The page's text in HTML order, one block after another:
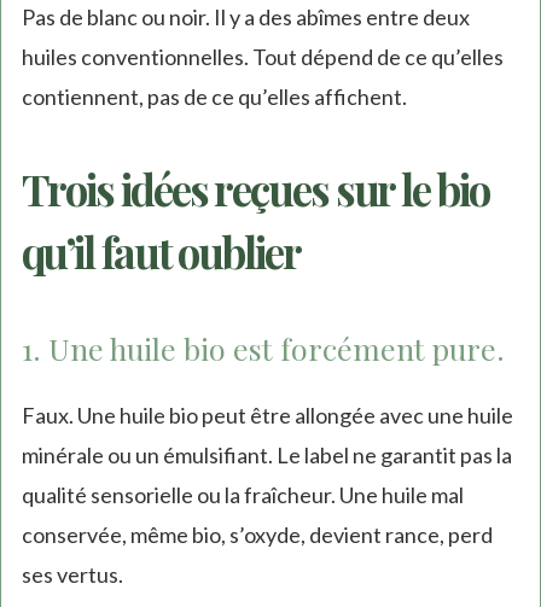
Pas de blanc ou noir. Il y a des abîmes entre deux
huiles conventionnelles. Tout dépend de ce qu’elles
contiennent, pas de ce qu’elles affichent.
Trois idées reçues sur le bio
qu’il faut oublier
1. Une huile bio est forcément pure.
Faux. Une huile bio peut être allongée avec une huile
minérale ou un émulsifiant. Le label ne garantit pas la
qualité sensorielle ou la fraîcheur. Une huile mal
conservée, même bio, s’oxyde, devient rance, perd
ses vertus.